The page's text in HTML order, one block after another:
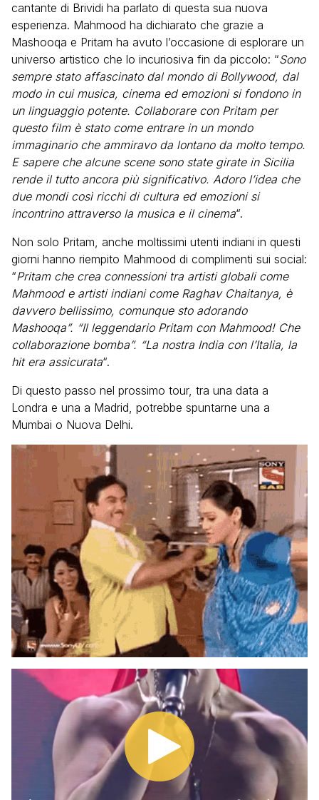
cantante di Brividi ha parlato di questa sua nuova
esperienza. Mahmood ha dichiarato che grazie a
Mashooqa e Pritam ha avuto l’occasione di esplorare un
universo artistico che lo incuriosiva fin da piccolo: “Sono
sempre stato affascinato dal mondo di Bollywood, dal
modo in cui musica, cinema ed emozioni si fondono in
un linguaggio potente. Collaborare con Pritam per
questo film è stato come entrare in un mondo
immaginario che ammiravo da lontano da molto tempo.
E sapere che alcune scene sono state girate in Sicilia
rende il tutto ancora più significativo. Adoro l’idea che
due mondi così ricchi di cultura ed emozioni si
incontrino attraverso la musica e il cinema“.
Non solo Pritam, anche moltissimi utenti indiani in questi
giorni hanno riempito Mahmood di complimenti sui social:
“Pritam che crea connessioni tra artisti globali come
Mahmood e artisti indiani come Raghav Chaitanya, è
davvero bellissimo, comunque sto adorando
Mashooqa”. “Il leggendario Pritam con Mahmood! Che
collaborazione bomba”. “La nostra India con l’Italia, la
hit era assicurata“.
Di questo passo nel prossimo tour, tra una data a
Londra e una a Madrid, potrebbe spuntarne una a
Mumbai o Nuova Delhi.